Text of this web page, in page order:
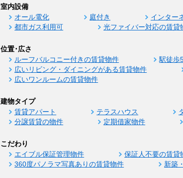
室内設備
オール電化 庭付き インター
都市ガス利用可
光ファイバー対応の賃貸
位置･広さ
ルーフバルコニー付きの賃貸物件 駅徒歩
広いリビング・ダイニングがある賃貸物件
広いワンルームの賃貸物件
建物タイプ
賃貸アパート テラスハウス
分譲賃貸の物件
定期借家物件
こだわり
エイブル保証管理物件 保証人不要の賃貸
360度パノラマ写真ありの賃貸物件
新築